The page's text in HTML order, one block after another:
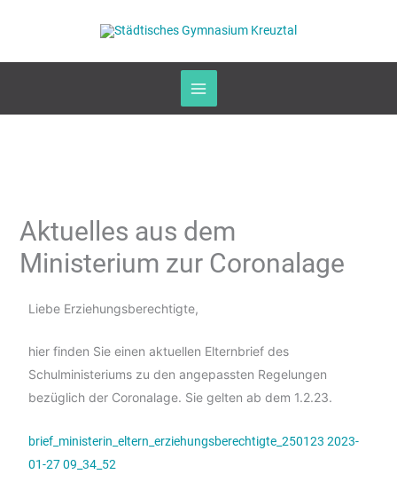
Aktuelles aus dem
Ministerium zur Coronalage
Liebe Erziehungsberechtigte,
hier finden Sie einen aktuellen Elternbrief des
Schulministeriums zu den angepassten Regelungen
bezüglich der Coronalage. Sie gelten ab dem 1.2.23.
brief_ministerin_eltern_erziehungsberechtigte_250123 2023-
01-27 09_34_52